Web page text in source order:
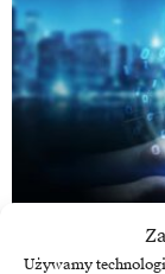
Używamy
Backup